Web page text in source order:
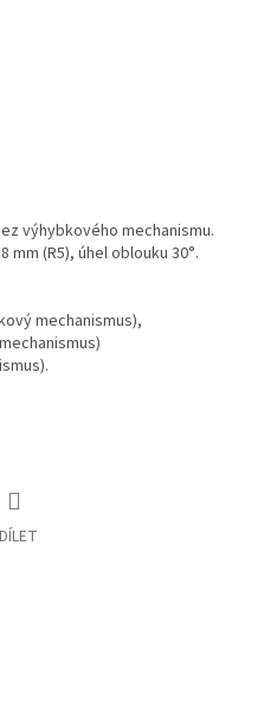
výhybkového mechanismu.
(R5), úhel oblouku 30°.
mechanismus),